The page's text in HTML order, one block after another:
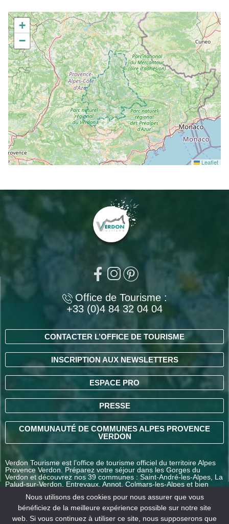
+
−
Leaflet
Office de Tourisme :
+33 (0)4 84 32 04 04
CONTACTER L’OFFICE DE TOURISME
INSCRIPTION AUX NEWSLETTERS
ESPACE PRO
PRESSE
COMMUNAUTÉ DE COMMUNES ALPES PROVENCE
VERDON
Verdon Tourisme est l’office de tourisme officiel du territoire Alpes
Provence Verdon. Préparez votre séjour dans les Gorges du
Verdon et découvrez nos 39 communes : Saint-André-les-Alpes, La
Palud-sur-Verdon, Entrevaux, Annot, Colmars-les-Alpes et bien
COMMENT VENIR ?
Nous utilisons des cookies pour nous assurer que vous
bénéficiez de la meilleure expérience possible sur notre site
web. Si vous continuez à utiliser ce site, nous supposerons que